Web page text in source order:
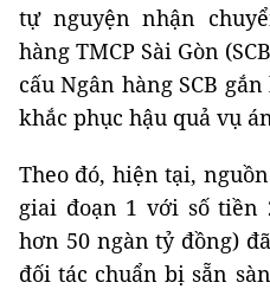
tự nguyện nhận
hàng TMCP Sài Gòn
cấu Ngân hàng SCB
khắc phục hậu quả vụ
Theo đó, hiện tại,
giai đoạn 1 với số tiền
hơn 50 ngàn tỷ đồng)
đối tác chuẩn bị sẵn